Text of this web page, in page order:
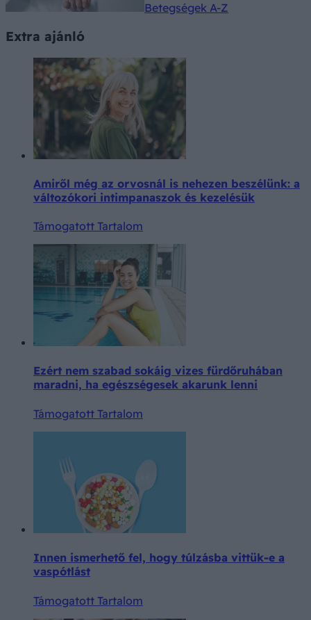
Betegségek A-Z
Extra ajánló
Amiről még az orvosnál is nehezen beszélünk: a
változókori intimpanaszok és kezelésük
Támogatott Tartalom
Ezért nem szabad sokáig vizes fürdőruhában
maradni, ha egészségesek akarunk lenni
Támogatott Tartalom
Innen ismerhető fel, hogy túlzásba vittük-e a
vaspótlást
Támogatott Tartalom